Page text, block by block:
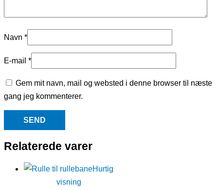
Navn *
E-mail *
Gem mit navn, mail og websted i denne browser til næste
gang jeg kommenterer.
Relaterede varer
Hurtig
visning